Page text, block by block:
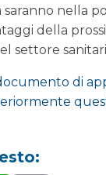
nella
della
settore
di